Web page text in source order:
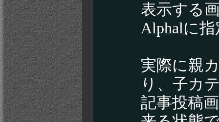
表示する
Alphalに
実際に親
り、子カ
記事投稿